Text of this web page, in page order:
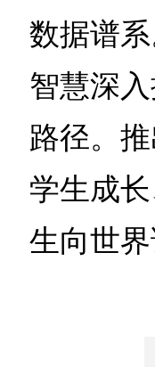
数据谱
智慧深
路径。
学生成
生向世